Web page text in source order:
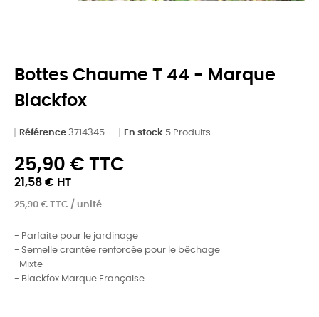
Bottes Chaume T 44 - Marque
Blackfox
Référence 3714345 En stock 5 Produits
25,90 € TTC
21,58 € HT
25,90 € TTC / unité
- Parfaite pour le jardinage
- Semelle crantée renforcée pour le bêchage
-Mixte
- Blackfox Marque Française